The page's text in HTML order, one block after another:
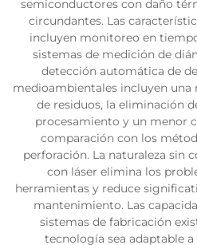
semiconductores con daño
circundantes. Las
incluyen monitoreo en
sistemas de medición de
detección automática de
medioambientales incluyen una
de residuos, la eliminación
procesamiento y un menor
comparación con los
perforación. La naturaleza sin
con láser elimina los
herramientas y reduce
mantenimiento. Las
sistemas de fabricación
tecnología sea adaptable